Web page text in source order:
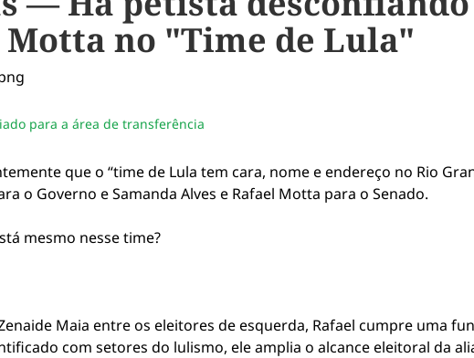
no "Time de Lula"
notíciapara a área de transferência
que o “time de Lula tem cara, nome e endereço no Rio
o Governo e Samanda Alves e Rafael Motta para o Senado.
mesmo nesse time?
Maia entre os eleitores de esquerda, Rafael cumpre uma
com setores do lulismo, ele amplia o alcance eleitoral da